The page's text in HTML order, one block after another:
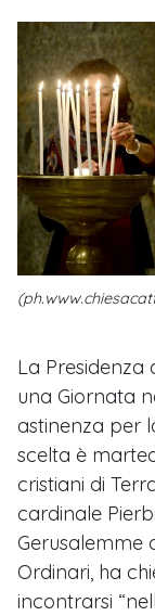
La Presidenza
una Giornata
astinenza per
scelta è
cristiani di
cardinale
Gerusalemme
Ordinari, ha
incontrarsi